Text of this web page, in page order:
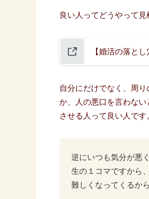
良い人ってどうやって
【婚活の落と
自分にだけでなく、周
か、人の悪口を言わな
させる人って良い人です。
逆にいつも気分が悪
生の１コマですから
難しくなってくるから